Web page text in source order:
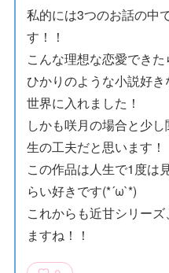
私的には3つのお話の中
す！！
こんな理想な恋愛できた
ひかりのような小説好
世界に入れました！
しかも咲月の場合と少
生の工夫だと思います！
この作品は人生で1度は
らい好きです(*´ω`*)
これからも近甘シリー
ますね！！